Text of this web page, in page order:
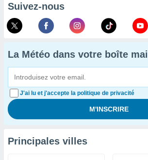
Suivez-nous
La Météo dans votre boîte mail
J'ai lu et j'accepte la politique de privacité
Principales villes